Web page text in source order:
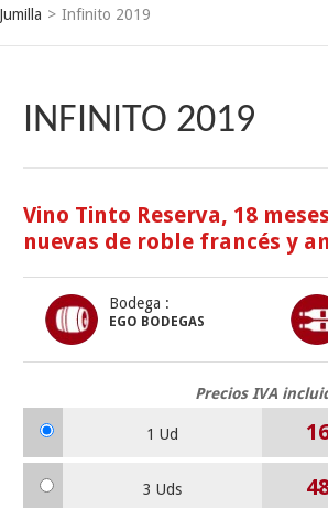
> Infinito 2019
INFINITO 2019
Vino Tinto Reserva, 18
nuevas de roble francés y
Bodega :
EGO BODEGAS
Precios IVA
1 Ud
3 Uds